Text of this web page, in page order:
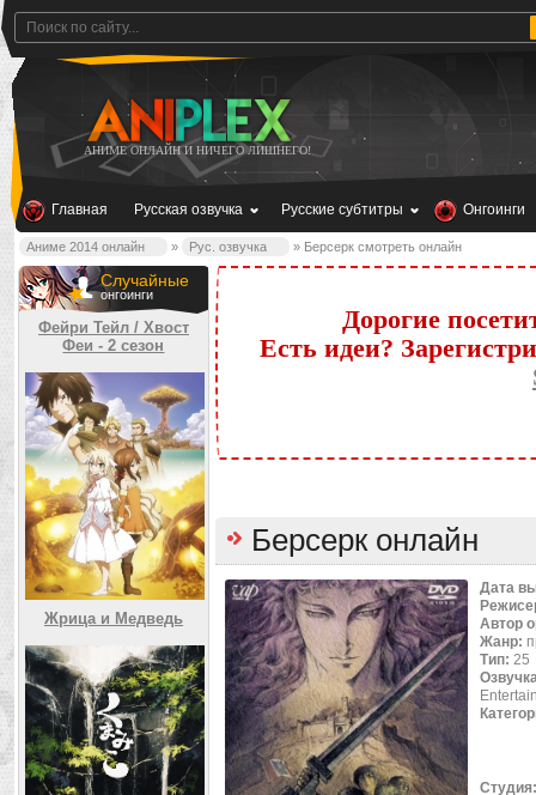
АНИМЕ ОНЛАЙН И НИЧЕГО ЛИШНЕГО!
Главная Русская озвучка Русские субтитры Онгоинги
Аниме 2014 онлайн » Рус. озвучка » Берсерк смотреть онлайн
Случайные
онгоинги
Фейри Тейл / Хвост
Феи - 2 сезон
Жрица и Медведь
Дорогие
Есть идеи?
Берсерк онлайн
Дата
Автор
Жанр:
Тип: 25